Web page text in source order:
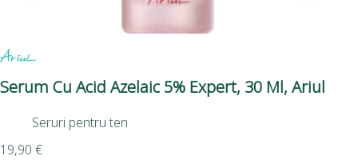
Serum Cu Acid Azelaic 5% Expert, 30 Ml, Ariul
Seruri pentru ten
19,90 €